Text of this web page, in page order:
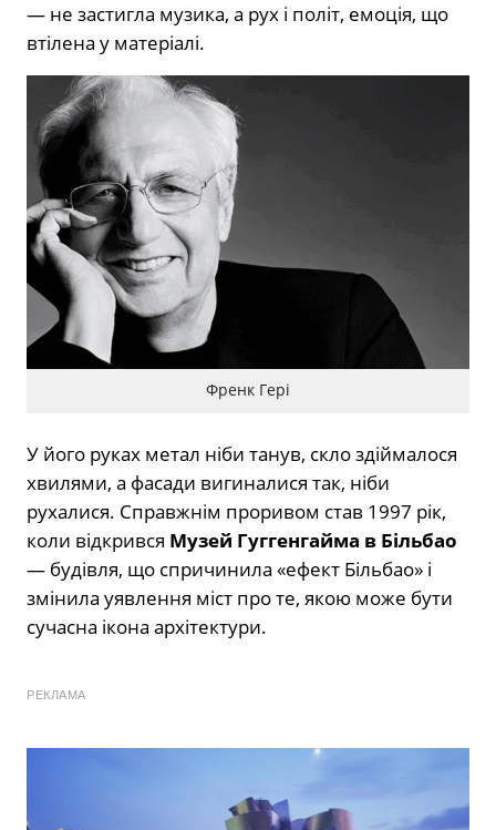
— не застигла музика, а рух і політ, емоція, що
втілена у матеріалі.
Френк Гері
У його руках метал ніби танув, скло здіймалося
хвилями, а фасади вигиналися так, ніби
рухалися. Справжнім проривом став 1997 рік,
коли відкрився Музей Гуггенгайма в Більбао
— будівля, що спричинила «ефект Більбао» і
змінила уявлення міст про те, якою може бути
сучасна ікона архітектури.
РЕКЛАМА